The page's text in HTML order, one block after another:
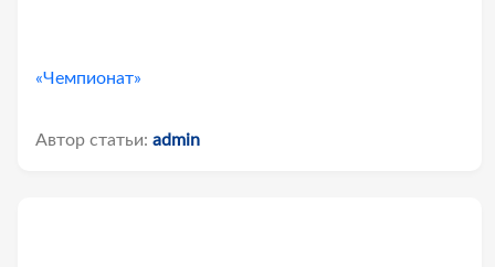
«Чемпионат»
Автор статьи: admin